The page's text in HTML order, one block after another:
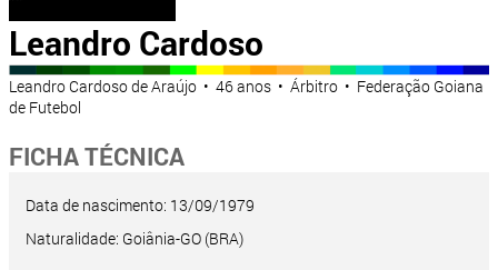
Leandro Cardoso
Leandro Cardoso de Araújo • 46 anos • Árbitro • Federação Goiana
de Futebol
FICHA TÉCNICA
Data de nascimento: 13/09/1979
Naturalidade: Goiânia-GO (BRA)